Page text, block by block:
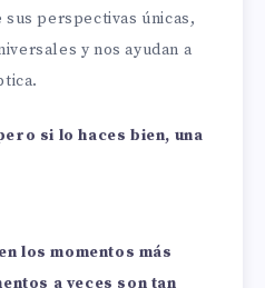
perspectivas únicas,
y nos ayudan a
si lo haces bien, una
los momentos más
a veces son tan